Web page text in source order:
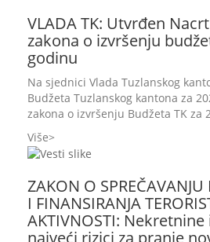
VLADA TK: Utvrđen
zakona o izvršenju
godinu
Na sjednici Vlada Tuzlanskog
Budžeta Tuzlanskog kantona za
zakona o izvršenju Budžeta TK za
Više
ZAKON O
I FINANSIRANJA
AKTIVNOSTI:
najveći rizici za pranje